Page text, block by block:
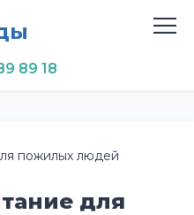
89 18
пожилых людей
для